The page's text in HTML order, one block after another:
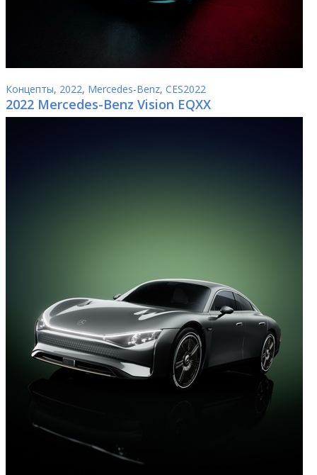
Концепты, 2022, Mercedes-Benz, CES2022
2022 Mercedes-Benz Vision EQXX